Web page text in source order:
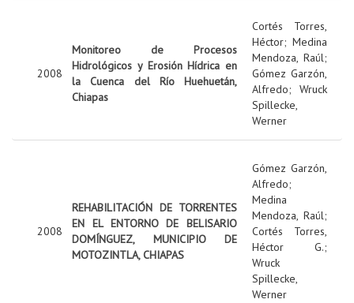
2008
Monitoreo de Procesos
Hidrológicos y Erosión Hídrica en
la Cuenca del Río Huehuetán,
Chiapas
Cortés Torres,
Héctor; Medina
Mendoza, Raúl;
Gómez Garzón,
Alfredo; Wruck
Spillecke,
Werner
2008
REHABILITACIÓN DE TORRENTES
EN EL ENTORNO DE BELISARIO
DOMÍNGUEZ, MUNICIPIO DE
MOTOZINTLA, CHIAPAS
Gómez Garzón,
Alfredo;
Medina
Mendoza, Raúl;
Cortés Torres,
Héctor G.;
Wruck
Spillecke,
Werner